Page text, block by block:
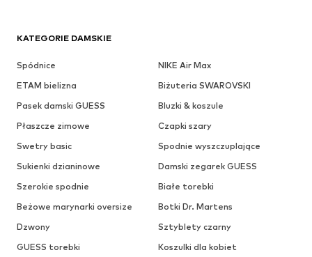
KATEGORIE DAMSKIE
Spódnice
NIKE Air Max
ETAM bielizna
Biżuteria SWAROVSKI
Pasek damski GUESS
Bluzki & koszule
Płaszcze zimowe
Czapki szary
Swetry basic
Spodnie wyszczuplające
Sukienki dzianinowe
Damski zegarek GUESS
Szerokie spodnie
Białe torebki
Beżowe marynarki oversize
Botki Dr. Martens
Dzwony
Sztyblety czarny
GUESS torebki
Koszulki dla kobiet